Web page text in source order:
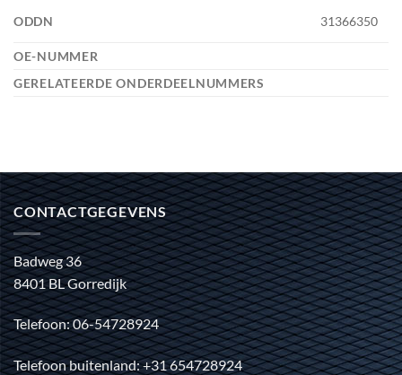
ODDN 31366350
OE-NUMMER
GERELATEERDE ONDERDEELNUMMERS
CONTACTGEGEVENS
Badweg 36
8401 BL Gorredijk
Telefoon: 06-54728924
Telefoon buitenland: +31 654728924